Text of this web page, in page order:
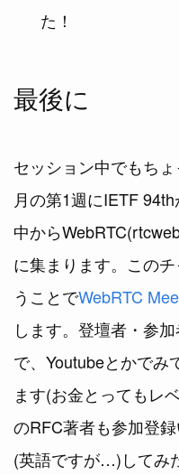
た！
最後に
セッション中でもち
月の第1週にIETF
中から
に集まります。この
うことでWebRTC
します。登壇者・参
で、Youtubeとかでみ
ます(お金とってもレ
のRFC著者も参加登
(英語ですが…)してみ